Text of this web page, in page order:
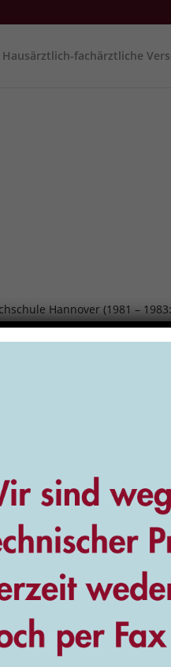
Hausärztlich-fachärztliche
Hannover (1981 –
Herzogin-Elisabeth-Hospital
Gemeinschaftspraxis in Zetel
in
und Notaufnahme
in